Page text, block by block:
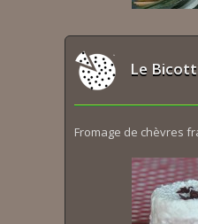
Le
Fromage de chèvres